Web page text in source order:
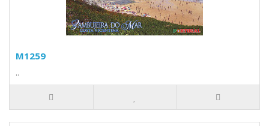
M1259
..